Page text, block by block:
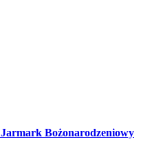
Jarmark Bożonarodzeniowy